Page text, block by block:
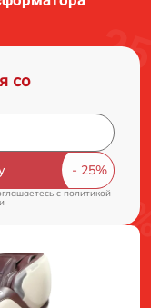
со
cполитикой